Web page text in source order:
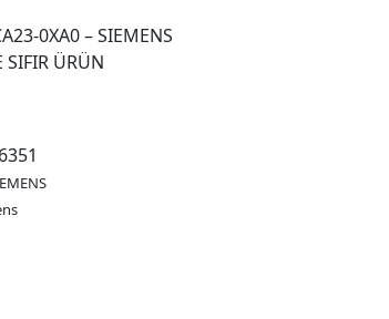
0XA0 – SIEMENS
SIFIR ÜRÜN